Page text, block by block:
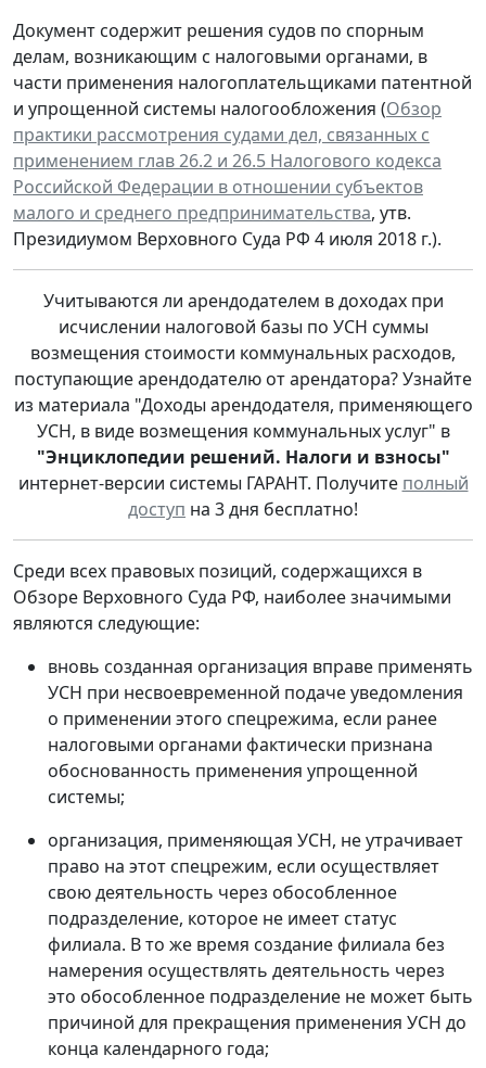
Документ содержит решения судов по спорным
делам, возникающим с налоговыми органами, в
части применения налогоплательщиками патентной
и упрощенной системы налогообложения (Обзор
практики рассмотрения судами дел, связанных с
применением глав 26.2 и 26.5 Налогового кодекса
Российской Федерации в отношении субъектов
малого и среднего предпринимательства, утв.
Президиумом Верховного Суда РФ 4 июля 2018 г.).
Учитываются ли арендодателем в доходах при
исчислении налоговой базы по УСН суммы
возмещения стоимости коммунальных расходов,
поступающие арендодателю от арендатора? Узнайте
из материала "Доходы арендодателя, применяющего
УСН, в виде возмещения коммунальных услуг" в
"Энциклопедии решений. Налоги и взносы"
интернет-версии системы ГАРАНТ. Получите полный
доступ на 3 дня бесплатно!
Среди всех правовых позиций, содержащихся в
Обзоре Верховного Суда РФ, наиболее значимыми
являются следующие:
вновь созданная организация вправе применять
УСН при несвоевременной подаче уведомления
о применении этого спецрежима, если ранее
налоговыми органами фактически признана
обоснованность применения упрощенной
системы;
организация, применяющая УСН, не утрачивает
право на этот спецрежим, если осуществляет
свою деятельность через обособленное
подразделение, которое не имеет статус
филиала. В то же время создание филиала без
намерения осуществлять деятельность через
это обособленное подразделение не может быть
причиной для прекращения применения УСН до
конца календарного года;